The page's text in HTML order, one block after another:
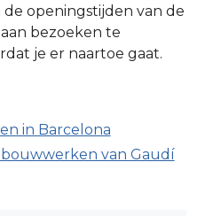
de openingstijden van de
bezoeken te
je er naartoe gaat.
in Barcelona
van Gaudí